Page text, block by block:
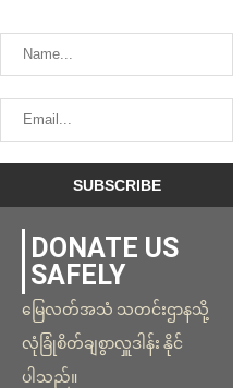
DONATE US
SAFELY
မြေလတ်အသံ သတင်းဌာနသို့
လုံခြုံစိတ်ချစွာလှူဒါန်း နိုင်
ပါသည်။